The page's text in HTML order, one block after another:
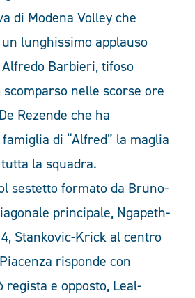
di Modena Volley che
lunghissimo applauso
Barbieri, tifoso
nelle scorse ore
Rezende che ha
di “Alfred” la maglia
la squadra.
sestetto formato da Bruno-
principale, Ngapeth-
Stankovic-Krick al centro
risponde con
regista e opposto, Leal-